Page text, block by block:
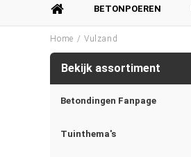
BETONPOEREN
Home / Vulzand
Bekijk assortiment
Betondingen Fanpage
Tuinthema's